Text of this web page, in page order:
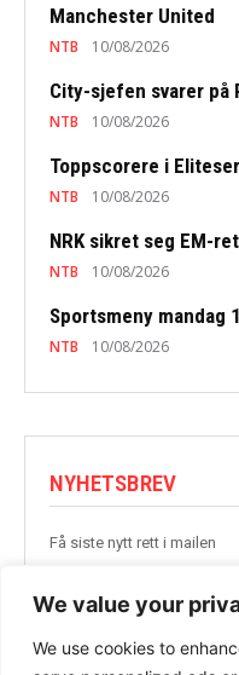
We value your
We use cookies to
Manchester United
NTB 10/08/2026
City-sjefen svarer på
NTB 10/08/2026
Toppscorere i
NTB 10/08/2026
NRK sikret seg EM-
NTB 10/08/2026
Sportsmeny mandag
NTB 10/08/2026
NYHETSBREV
Få siste nytt rett i mailen